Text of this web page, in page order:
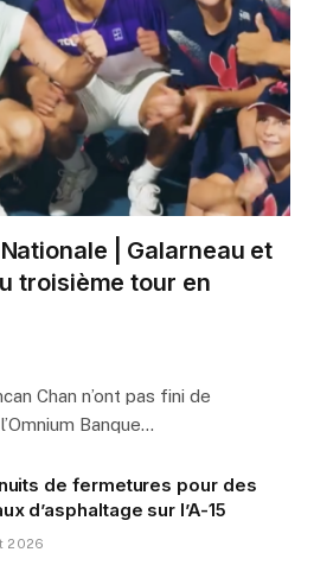
| Galarneau et
troisième tour en
Chan n’ont pas fini de
Banque…
de fermetures pour des
d’asphaltage sur l’A-15
2026